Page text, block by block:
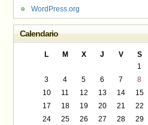
WordPress.org
Calendario
L M X J V S
1
3
4 5 6 7 8
10
11 12 13 14 15
17
18 19 20 21 22
24
25 26 27 28 29